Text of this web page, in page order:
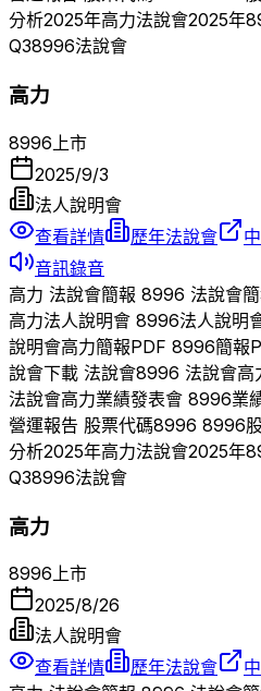
分析2025年高力法說會2025年
Q38996法說會
高力
8996 上市
2025/9/3
法人說明會
查看詳情
歷年法說會
音訊錄音
高力 法說會簡報 8996 法說會
高力法人說明會 8996法人說明
說明會高力簡報PDF 8996簡報
說會下載 法說會8996 法說會高
法說會高力業績發表會 8996業
營運報告 股票代碼8996 8996
分析2025年高力法說會2025年
Q38996法說會
高力
8996上市
2025/8/26
法人說明會
查看詳情
歷年法說會